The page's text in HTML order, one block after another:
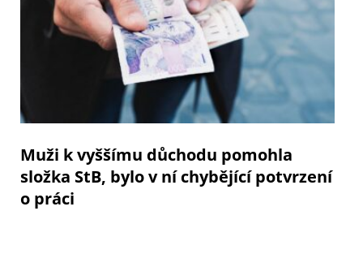
Muži k vyššímu důchodu pomohla
složka StB, bylo v ní chybějící potvrzení
o práci